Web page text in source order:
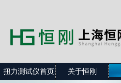
扭力测试仪首页 关于恒刚